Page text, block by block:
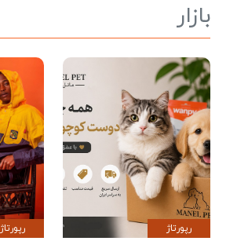
بازار
رپورتاژ رپورتاژ